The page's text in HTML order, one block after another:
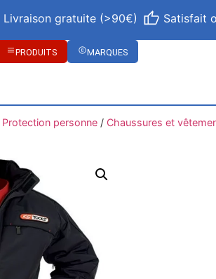
Livraison gratuite (>90€) Satisfait
PRODUITS MARQUES
Protection personne/ Chaussures et